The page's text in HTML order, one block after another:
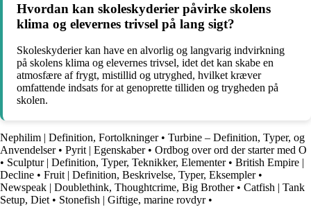
Hvordan kan skoleskyderier påvirke skolens
klima og elevernes trivsel på lang sigt?
Skoleskyderier kan have en alvorlig og langvarig indvirkning
på skolens klima og elevernes trivsel, idet det kan skabe en
atmosfære af frygt, mistillid og utryghed, hvilket kræver
omfattende indsats for at genoprette tilliden og trygheden på
skolen.
Nephilim | Definition, Fortolkninger• Turbine – Definition, Typer, og
Anvendelser• Pyrit | Egenskaber• Ordbog over ord der starter med O
• Sculptur | Definition, Typer, Teknikker, Elementer• British Empire |
Decline • Fruit | Definition, Beskrivelse, Typer, Eksempler•
Newspeak | Doublethink, Thoughtcrime, Big Brother• Catfish | Tank
Setup, Diet • Stonefish | Giftige, marine rovdyr•